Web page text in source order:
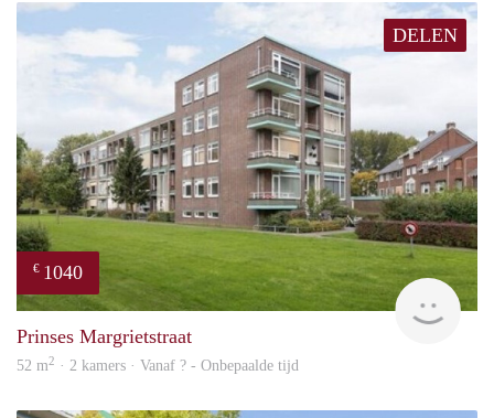
DELEN
€ 1040
Prinses Margrietstraat
52 m2 · 2 kamers · Vanaf ? - Onbepaalde tijd